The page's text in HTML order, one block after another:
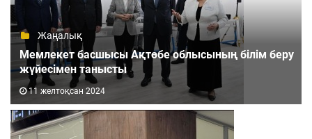
Жаңалық
Мемлекет басшысы Ақтөбе облысының білім беру
жүйесімен танысты
11 желтоқсан 2024